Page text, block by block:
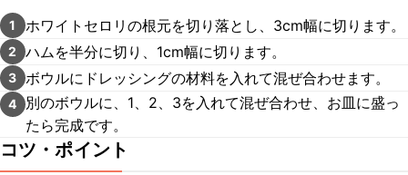
1 ホワイトセロリの根元を切り落とし、3cm幅に切ります。
2 ハムを半分に切り、1cm幅に切ります。
3 ボウルにドレッシングの材料を入れて混ぜ合わせます。
4
別のボウルに、1、2、3を入れて混ぜ合わせ、お皿に盛っ
たら完成です。
コツ・ポイント